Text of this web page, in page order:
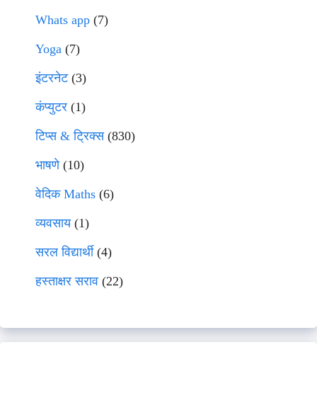
Whats app (7)
Yoga (7)
इंटरनेट(3)
कंप्युटर (1)
टिप्स & ट्रिक्स(830)
भाषणे(10)
वेदिक Maths (6)
व्यवसाय(1)
सरल विद्यार्थी(4)
हस्ताक्षर सराव (22)